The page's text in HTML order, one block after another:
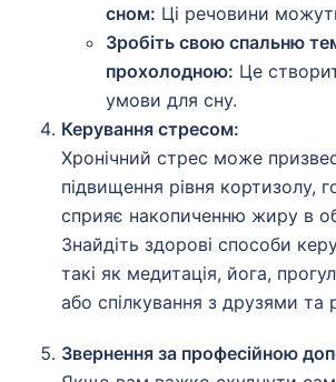
сном: Ці речовини
Зробіть свою спальню
прохолодною: Це
умови для сну.
Керування стресом:
Хронічний стрес може
підвищення рівня кортизолу,
сприяє накопиченню жиру в
Знайдіть здорові способи
такі як медитація, йога,
або спілкування з друзями та
Звернення за професійною